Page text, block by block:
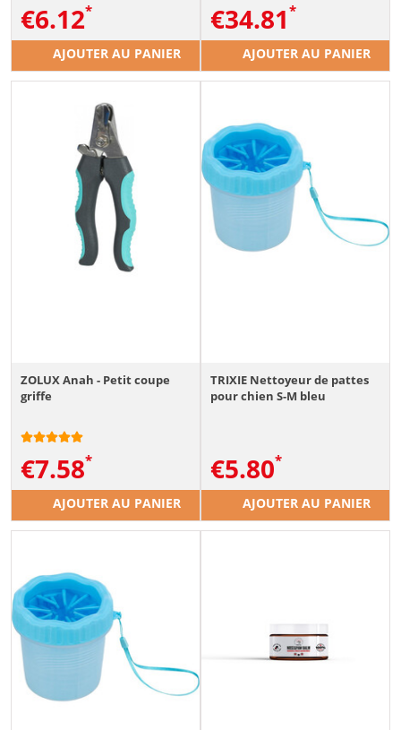
€6.12
AJOUTER AU PANIER
€34.81
AJOUTER AU PANIER
ZOLUX Anah - Petit coupe
griffe
€7.58
AJOUTER AU PANIER
TRIXIE Nettoyeur de pattes
pour chien S-M bleu
€5.80
AJOUTER AU PANIER